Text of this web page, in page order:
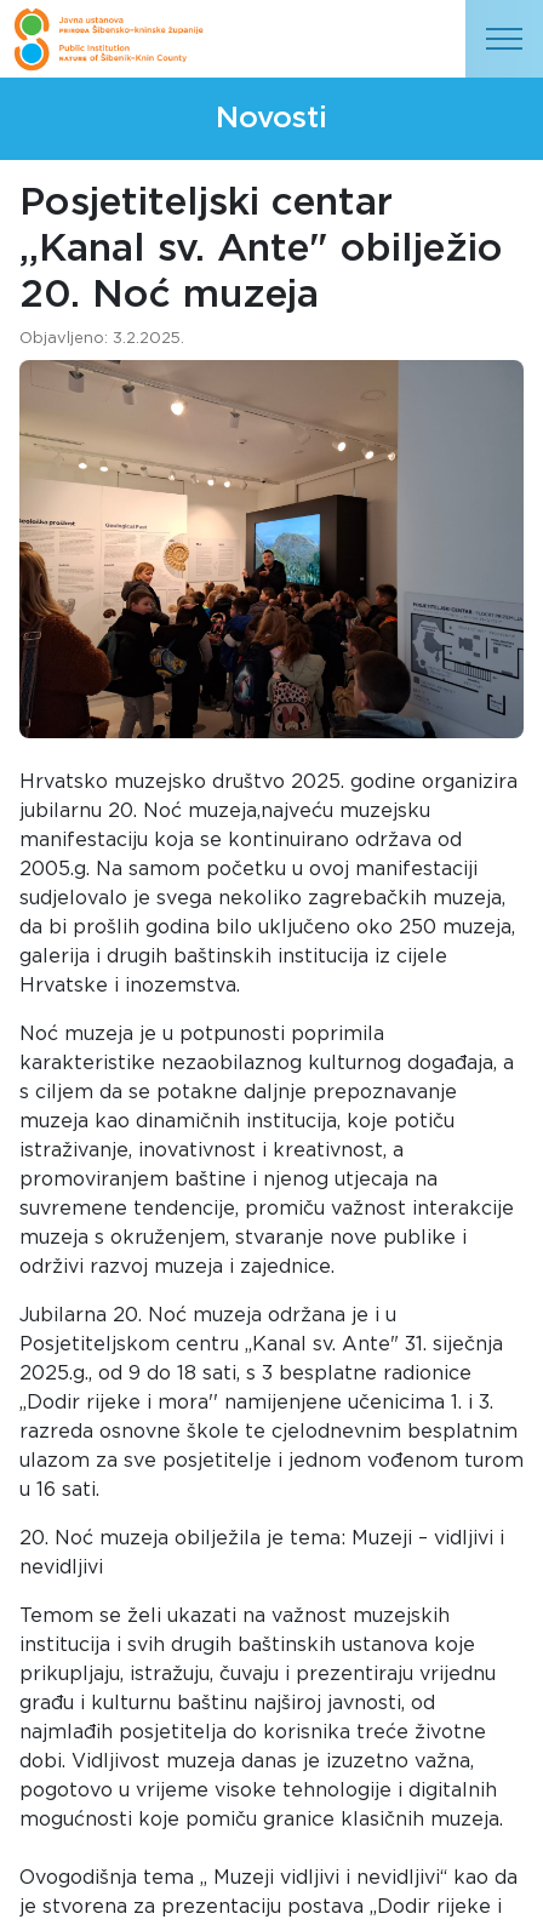
Novosti
Posjetiteljski centar
,,Kanal sv. Ante" obilježio
20. Noć muzeja
Objavljeno: 3.2.2025.
Hrvatsko muzejsko društvo 2025. godine organizira
jubilarnu 20. Noć muzeja,najveću muzejsku
manifestaciju koja se kontinuirano održava od
2005.g. Na samom početku u ovoj manifestaciji
sudjelovalo je svega nekoliko zagrebačkih muzeja,
da bi prošlih godina bilo uključeno oko 250 muzeja,
galerija i drugih baštinskih institucija iz cijele
Hrvatske i inozemstva.
Noć muzeja je u potpunosti poprimila
karakteristike nezaobilaznog kulturnog događaja, a
s ciljem da se potakne daljnje prepoznavanje
muzeja kao dinamičnih institucija, koje potiču
istraživanje, inovativnost i kreativnost, a
promoviranjem baštine i njenog utjecaja na
suvremene tendencije, promiču važnost interakcije
muzeja s okruženjem, stvaranje nove publike i
održivi razvoj muzeja i zajednice.
Jubilarna 20. Noć muzeja održana je i u
Posjetiteljskom centru ,,Kanal sv. Ante" 31. siječnja
2025.g., od 9 do 18 sati, s 3 besplatne radionice
,,Dodir rijeke i mora'' namijenjene učenicima 1. i 3.
razreda osnovne škole te cjelodnevnim besplatnim
ulazom za sve posjetitelje i jednom vođenom turom
u 16 sati.
20. Noć muzeja obilježila je tema: Muzeji – vidljivi i
nevidljivi
Temom se želi ukazati na važnost muzejskih
institucija i svih drugih baštinskih ustanova koje
prikupljaju, istražuju, čuvaju i prezentiraju vrijednu
građu i kulturnu baštinu najširoj javnosti, od
najmlađih posjetitelja do korisnika treće životne
dobi. Vidljivost muzeja danas je izuzetno važna,
pogotovo u vrijeme visoke tehnologije i digitalnih
mogućnosti koje pomiču granice klasičnih muzeja.
Ovogodišnja tema ,, Muzeji vidljivi i nevidljivi“ kao da
je stvorena za prezentaciju postava ,,Dodir rijeke i